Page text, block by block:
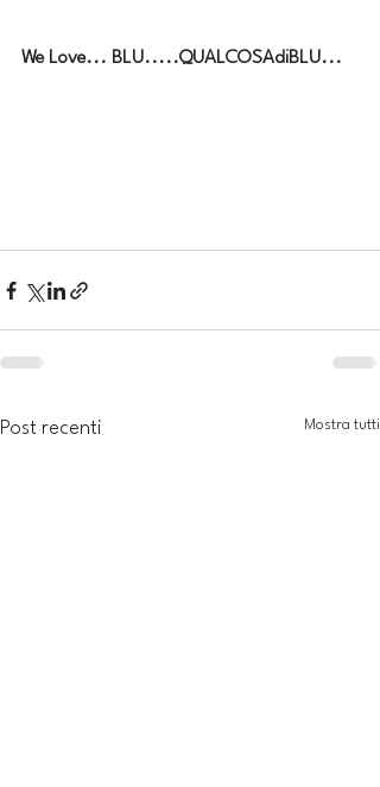
We Love... BLU.....QUALCOSAdiBLU...
Post recenti Mostra tutti